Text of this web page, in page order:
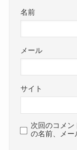
名前
メール
サイト
次回のコメン
の名前、メー